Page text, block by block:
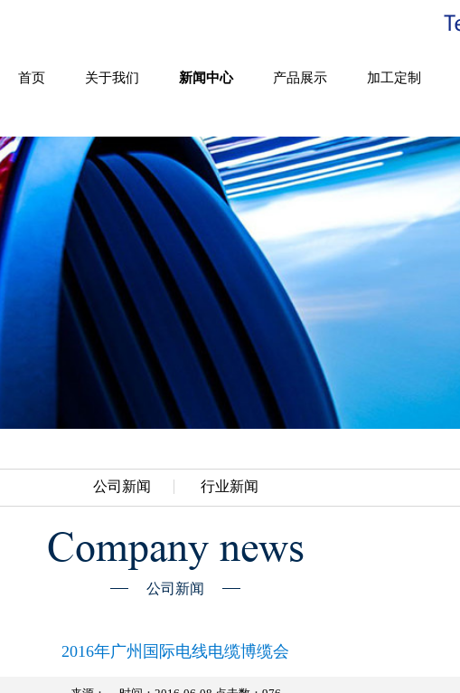
首页 关于我们 新闻中心 产品展示 加工定制
公司新闻 行业新闻
Company news
公司新闻
2016年广州国际电线电缆博缆会